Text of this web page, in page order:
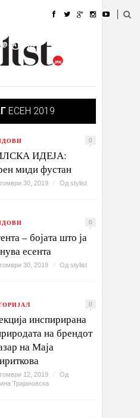
УБАВИНА
@РАБОТА
ЕСЕН 2019
0
ИДЕЈА:
миди фустан
30, 2019 / Од stylist
0
– бојата што ја
есента
30, 2019 / Од stylist
0
инспирирана
на брендот
на Маја
12, 2019 /
Од
Трајановска